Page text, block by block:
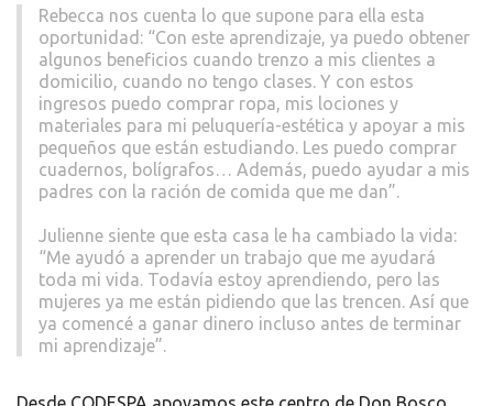
Rebecca nos cuenta lo que supone para ella esta
oportunidad: “Con este aprendizaje, ya puedo obtener
algunos beneficios cuando trenzo a mis clientes a
domicilio, cuando no tengo clases. Y con estos
ingresos puedo comprar ropa, mis lociones y
materiales para mi peluquería-estética y apoyar a mis
pequeños que están estudiando. Les puedo comprar
cuadernos, bolígrafos… Además, puedo ayudar a mis
padres con la ración de comida que me dan”.
Julienne siente que esta casa le ha cambiado la vida:
“Me ayudó a aprender un trabajo que me ayudará
toda mi vida. Todavía estoy aprendiendo, pero las
mujeres ya me están pidiendo que las trencen. Así que
ya comencé a ganar dinero incluso antes de terminar
mi aprendizaje”.